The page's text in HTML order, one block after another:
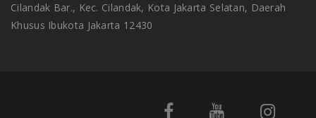
Cilandak Bar., Kec. Cilandak, Kota Jakarta Selatan, Daerah
Khusus Ibukota Jakarta 12430